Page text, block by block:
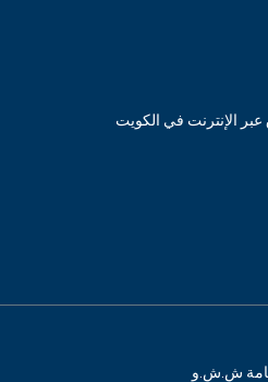
الإنترنت في الكويت